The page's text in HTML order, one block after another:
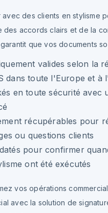
avec des clients en stylisme
des accords clairs et de la
que vos documents
valides selon la
dans toute l'Europe et à
en toute sécurité avec
récupérables pour
ou questions clients
pour confirmer
ont été exécutés
vos opérations
avec la solution de